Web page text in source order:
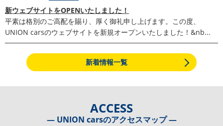
新ウェブサイトをOPENいたしました！
平素は格別のご高配を賜り、厚く御礼申し上げます。この度、
UNION carsのウェブサイトを新規オープンいたしました！&nb...
新着情報一覧
ACCESS
― UNION carsのアクセスマップ ―